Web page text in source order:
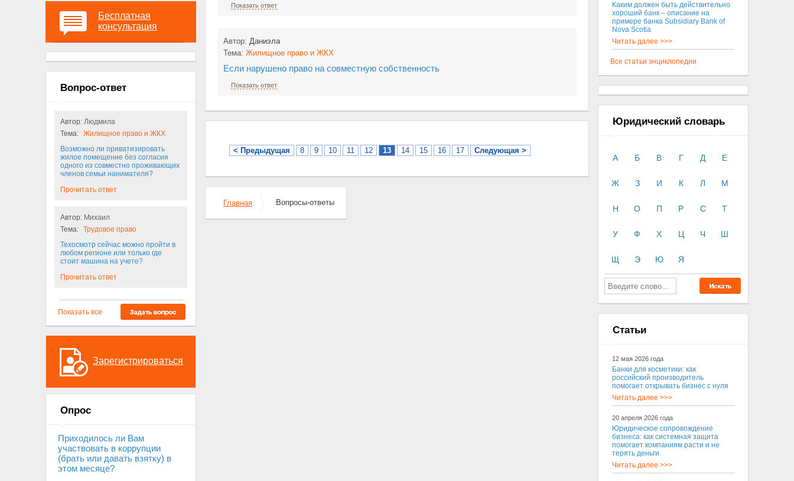
Бесплатная
консультация
Вопрос-ответ
Автор: Людмила
Тема: Жилищное право и ЖКХ
Возможно ли приватизировать
жилое помещение без согласия
одного из совместно проживающих
членов семьи нанимателя?
Прочитать ответ
Автор: Михаил
Тема: Трудовое право
Техосмотр сейчас можно пройти в
любом регионе или только где
стоит машина на учете?
Прочитать ответ
Показать все
Зарегистрироваться
Опрос
Приходилось ли Вам
участвовать в коррупции
(брать или давать взятку) в
этом месяце?
Показать ответ
Автор: Даниэла
Тема: Жилищное право и ЖКХ
Если нарушено право на совместную собственность
Показать ответ
< Предыдущая 8 9 10 11 12 13 14 15 16 17 Следующая >
Главная Вопросы-ответы
Каким должен быть действительно
хороший банк – описание на
примере банка Subsidiary Bank of
Nova Scotia
Читать далее >>>
Все статьи энциклопедии
Юридический словарь
А Б В Г Д Е
Ж З И К Л М
Н О П Р С Т
У Ф Х Ц Ч Ш
Щ Э Ю Я
Статьи
12 мая 2026 года
Банки для косметики: как
российский производитель
помогает открывать бизнес с нуля
Читать далее >>>
20 апреля 2026 года
Юридическое сопровождение
бизнеса: как системная защита
помогает компаниям расти и не
терять деньги
Читать далее >>>